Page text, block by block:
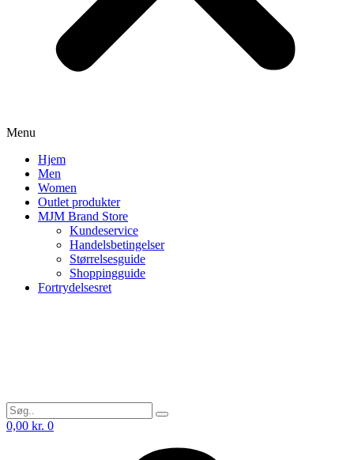
Menu
Hjem
Men
Women
Outlet produkter
MJM Brand Store
Kundeservice
Handelsbetingelser
Størrelsesguide
Shoppingguide
Fortrydelsesret
0,00 kr. 0